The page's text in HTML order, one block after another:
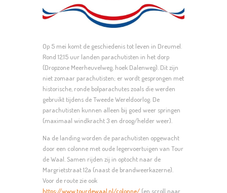
Op 5 mei komt de geschiedenis tot leven in Dreumel.
Rond 12.15 uur landen parachutisten in het dorp
(Dropzone Meerheuvelweg, hoek Dalenweg). Dit zijn
niet zomaar parachutisten; er wordt gesprongen met
historische, ronde bolparachutes zoals die werden
gebruikt tijdens de Tweede Wereldoorlog. De
parachutisten kunnen alleen bij goed weer springen
(maximaal windkracht 3 en droog/helder weer).
Na de landing worden de parachutisten opgewacht
door een colonne met oude legervoertuigen van Tour
de Waal. Samen rijden zij in optocht naar de
Margrietstraat 12a (naast de brandweerkazerne).
Voor de route zie ook
https://www.tourdewaal.nl/colonne/ (en scroll naar